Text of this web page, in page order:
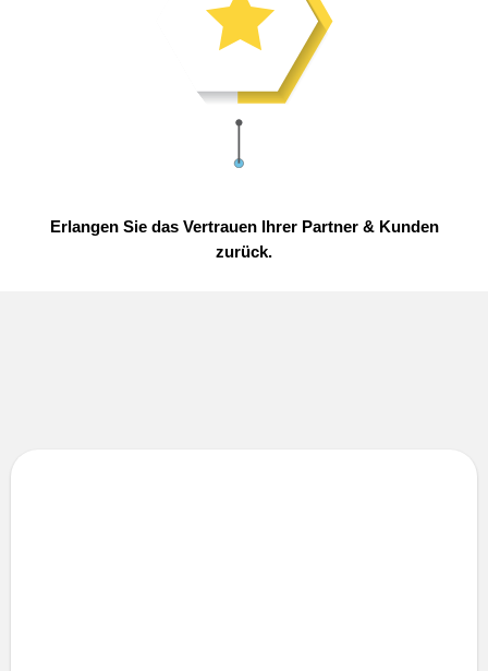
Erlangen Sie das Vertrauen Ihrer Partner & Kunden
zurück.